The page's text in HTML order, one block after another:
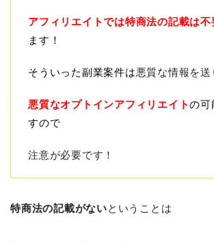
アフィリエイトでは特商法の記載は不
ます！
そういった副業案件は悪質な情報を送
悪質なオプトインアフィリエイトの可
すので
注意が必要です！
特商法の記載がないということは